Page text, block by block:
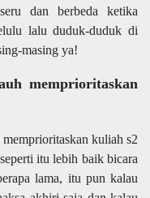
dan berbeda ketika
lalu duduk-duduk di
masing ya!
memprioritaskan
kuliah s2
itu lebih baik bicara
lama, itu pun kalau